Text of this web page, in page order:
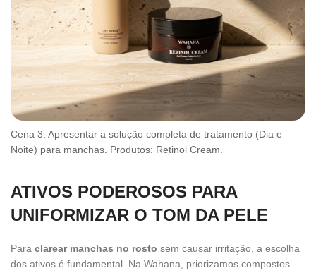
Cena 3: Apresentar a solução completa de tratamento (Dia e
Noite) para manchas. Produtos: Retinol Cream.
ATIVOS PODEROSOS PARA
UNIFORMIZAR O TOM DA PELE
Para clarear manchas no rosto sem causar irritação, a escolha
dos ativos é fundamental. Na Wahana, priorizamos compostos